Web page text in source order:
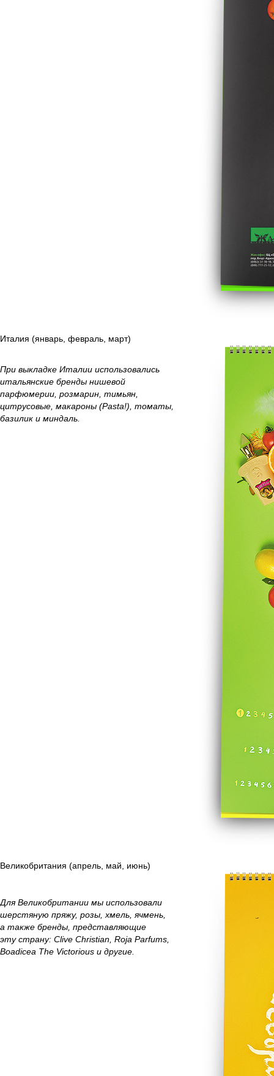
Италия (январь, февраль, март)
При выкладке Италии использовались
итальянские бренды нишевой
парфюмерии, розмарин, тимьян,
цитрусовые, макароны (Pasta!), томаты,
базилик и миндаль.
Великобритания (апрель, май, июнь)
Для Великобритании мы использовали
шерстяную пряжу, розы, хмель, ячмень,
а также бренды, представляющие
эту страну: Clive Christian, Roja Parfums,
Boadicea The Victorious и другие.